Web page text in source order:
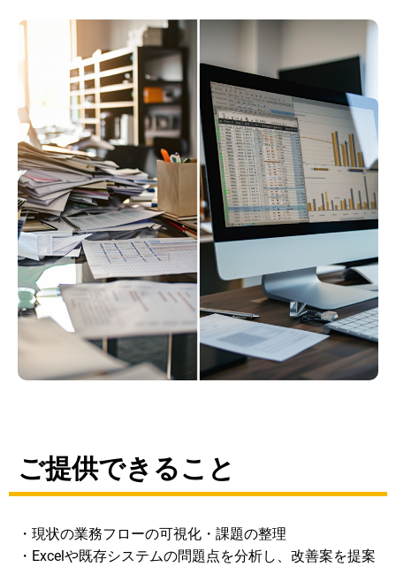
ご提供できること
・現状の業務フローの可視化・課題の整理
・Excelや既存システムの問題点を分析し、改善案を提案